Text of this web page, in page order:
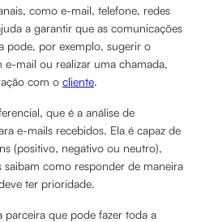
como e-mail, telefone, redes
a garantir que as comunicações
pode, por exemplo, sugerir o
mail ou realizar uma chamada,
com o cliente.
que é a análise de
e-mails recebidos. Ela é capaz de
(positivo, negativo ou neutro),
como responder de maneira
ter prioridade.
que pode fazer toda a